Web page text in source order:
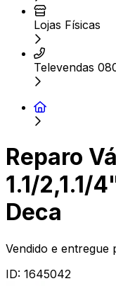
Lojas Físicas
Televendas
Reparo
1.1/2,1.1/
Deca
Vendido e entregue
ID: 1645042